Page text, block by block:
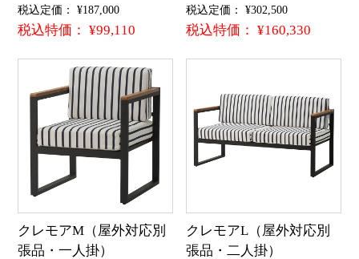
税込定価： ¥187,000
税込特価： ¥99,110
税込定価： ¥302,500
税込特価： ¥160,330
クレモアM（屋外対応別
張品・一人掛）
クレモアL（屋外対応別
張品・二人掛）